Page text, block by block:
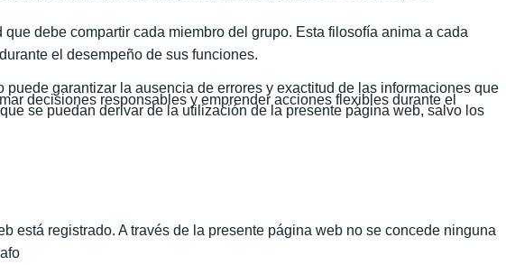
debe compartir cada miembro del grupo. Esta filosofía anima a cada
el desempeño de sus funciones.
decisiones responsables y emprender acciones flexibles durante el
garantizar la ausencia de errores y exactitud de las informaciones que
se puedan derivar de la utilización de la presente página web, salvo los
está registrado. A través de la presente página web no se concede ninguna